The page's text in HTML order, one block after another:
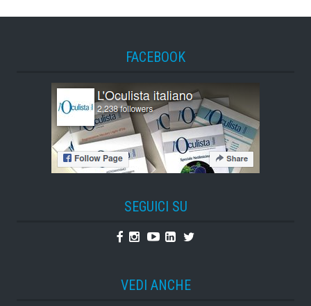
FACEBOOK
SEGUICI SU
Facebook
Instagram
YoutubeLinkedin
Twitter
VEDI ANCHE